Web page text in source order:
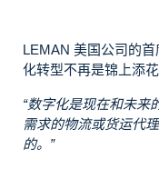
LEMAN 美国公司的
化转型不再是锦上添
“数字化是现在和未来
需求的物流或货运代
的。”